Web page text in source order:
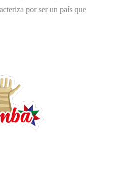
por ser un país que